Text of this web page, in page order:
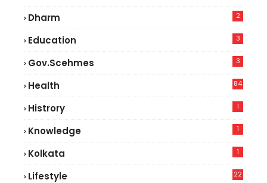
Dharm
2
Education 3
Gov.scehmes 3
Health
84
Histrory 1
Knowledge 1
Kolkata 1
Lifestyle
22